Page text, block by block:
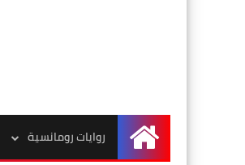
الرئيسية
روايات رومانسية